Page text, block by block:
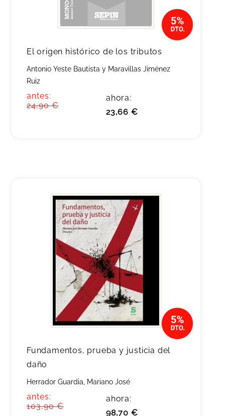
El origen histórico de los tributos
Antonio Yeste Bautista y Maravillas Jiménez
Ruiz
antes:
24,90 €
ahora:
23,66 €
Fundamentos, prueba y justicia del
daño
Herrador Guardia, Mariano José
antes:
103,90 €
ahora:
98,70 €